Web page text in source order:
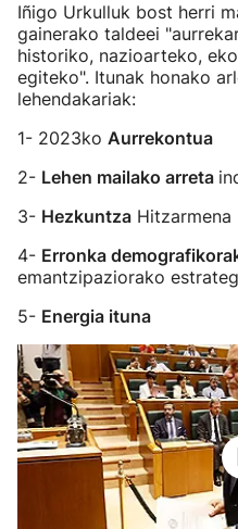
Iñigo Urkulluk bost herri
gainerako taldeei
historiko, nazioarteko,
egiteko". Itunak honako
lehendakariak:
1- 2023ko Aurrekontua
2- Lehen mailako arreta
3- Hezkuntza Hitzarmena
4- Erronka
emantzipaziorako
5- Energia ituna